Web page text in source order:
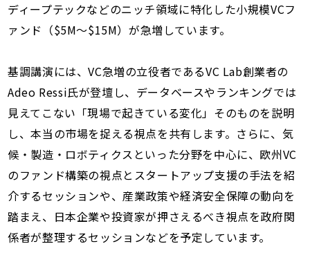
ディープテックなどのニッチ領域に特化した小規模VCフ
ァンド（$5M〜$15M）が急増しています。
基調講演には、VC急増の立役者であるVC Lab創業者の
Adeo Ressi氏が登壇し、データベースやランキングでは
見えてこない「現場で起きている変化」そのものを説明
し、本当の市場を捉える視点を共有します。さらに、気
候・製造・ロボティクスといった分野を中心に、欧州VC
のファンド構築の視点とスタートアップ支援の手法を紹
介するセッションや、産業政策や経済安全保障の動向を
踏まえ、日本企業や投資家が押さえるべき視点を政府関
係者が整理するセッションなどを予定しています。